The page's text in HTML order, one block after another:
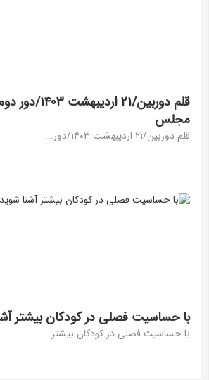
قلم دوربین/۲۱
مجلس
قلم دوربین/۲۱ اردیبهشت ۱۴۰۳/دور...
با حساسیت فصلی در کودکان بیشتر
با حساسیت فصلی در کودکان بیشتر...